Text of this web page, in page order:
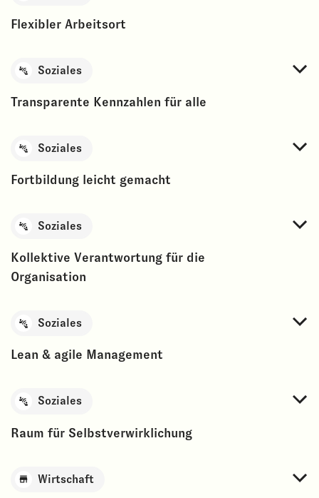
Flexibler Arbeitsort
Soziales
Transparente Kennzahlen für alle
Soziales
Fortbildung leicht gemacht
Soziales
Kollektive Verantwortung für die
Organisation
Soziales
Lean & agile Management
Soziales
Raum für Selbstverwirklichung
Wirtschaft